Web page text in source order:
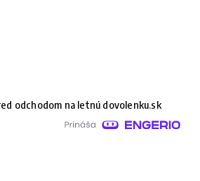
odchodom na letnú dovolenku.sk